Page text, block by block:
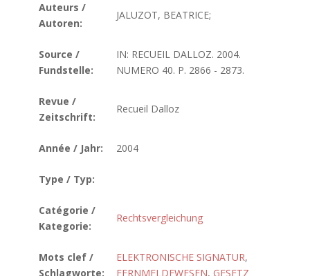
Auteurs /
Autoren:
JALUZOT, BEATRICE;
Source /
Fundstelle:
IN: RECUEIL DALLOZ. 2004.
NUMERO 40. P. 2866 - 2873.
Revue /
Zeitschrift:
Recueil Dalloz
Année / Jahr: 2004
Type / Typ:
Catégorie /
Kategorie:
Rechtsvergleichung
Mots clef /
Schlagworte:
ELEKTRONISCHE SIGNATUR,
FERNMELDEWESEN, GESETZ